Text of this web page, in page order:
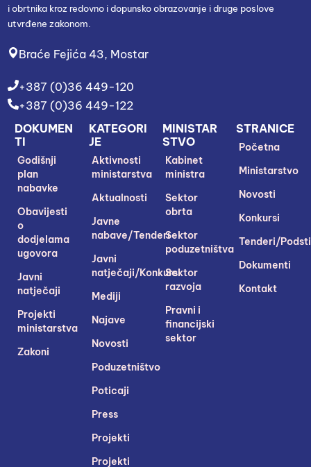
i obrtnika kroz redovno i dopunsko obrazovanje i druge poslove
utvrđene zakonom.
Braće Fejića 43, Mostar
+387 (0)36 449-120
+387 (0)36 449-122
STRANICE
Početna
Ministarstvo
Novosti
Konkursi
Tenderi/
Dokumenti
Kontakt
MINISTAR
STVO
Kabinet
ministra
Sektor
obrta
Sektor
poduzetništva
Sektor
razvoja
Pravni i
financijski
sektor
KATEGORI
JE
Aktivnosti
ministarstva
Aktualnosti
Javne
nabave/Tenderi
Javni
natječaji/Konkursi
Mediji
Najave
Novosti
Poduzetništvo
Poticaji
Press
Projekti
Projekti
DOKUMEN
TI
Godišnji
plan
nabavke
Obavijesti
o
dodjelama
ugovora
Javni
natječaji
Projekti
ministarstva
Zakoni